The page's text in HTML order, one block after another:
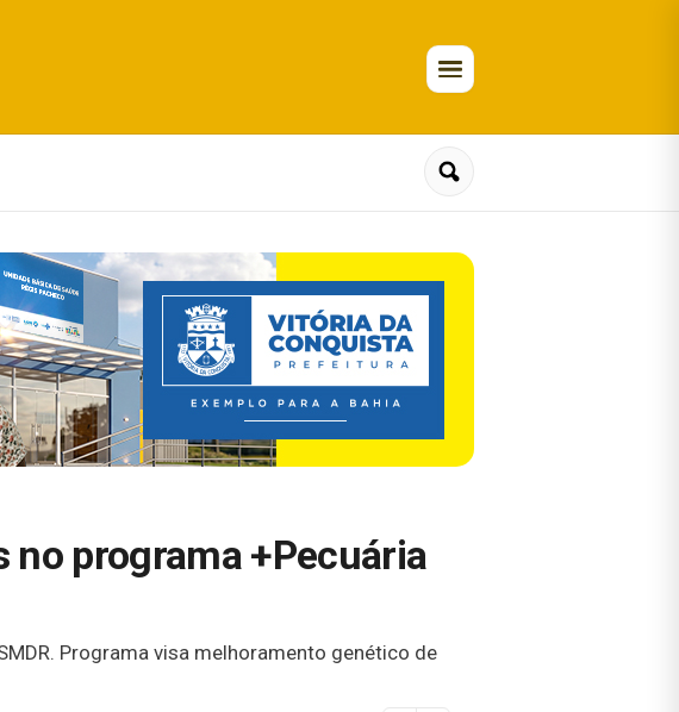
programa +Pecuária
Programa visa melhoramento genético de